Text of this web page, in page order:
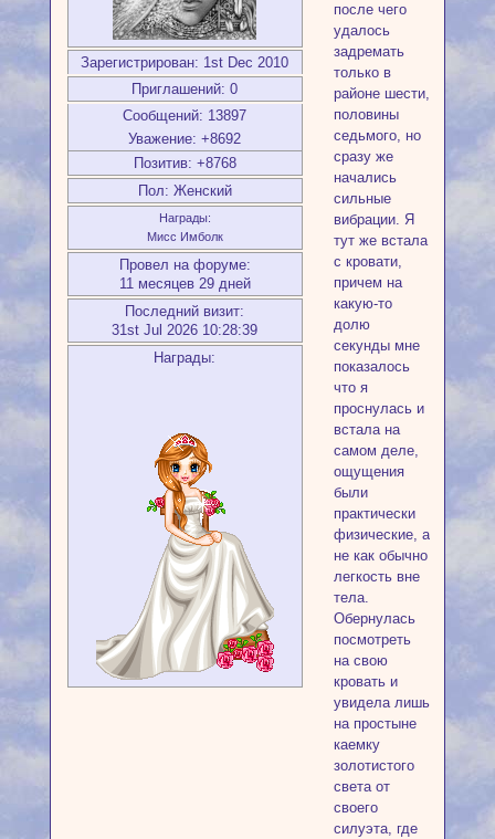
Зарегистрирован: 1st Dec 2010
Приглашений: 0
Сообщений: 13897
Уважение: +8692
Позитив: +8768
Пол: Женский
Награды:
Мисс Имболк
Провел на форуме:
11 месяцев 29 дней
Последний визит:
31st Jul 2026 10:28:39
Награды:
после чего
удалось
задремать
только в
районе шести,
половины
седьмого, но
сразу же
начались
сильные
вибрации. Я
тут же встала
с кровати,
причем на
какую-то
долю
секунды мне
показалось
что я
проснулась и
встала на
самом деле,
ощущения
были
практически
физические, а
не как обычно
легкость вне
тела.
Обернулась
посмотреть
на свою
кровать и
увидела лишь
на простыне
каемку
золотистого
света от
своего
силуэта, где